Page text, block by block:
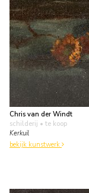
Chris van der Windt
schilderij • te koop
Kerkuil
bekijk kunstwerk